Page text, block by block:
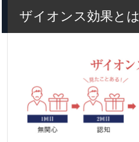
ザイオンス効果とは